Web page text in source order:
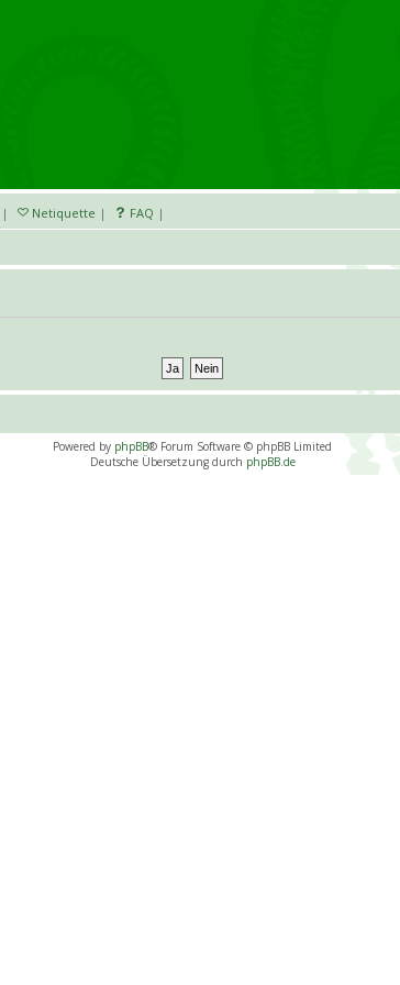
| Netiquette | FAQ |
Powered by phpBB® Forum Software © phpBB Limited
Deutsche Übersetzung durch phpBB.de